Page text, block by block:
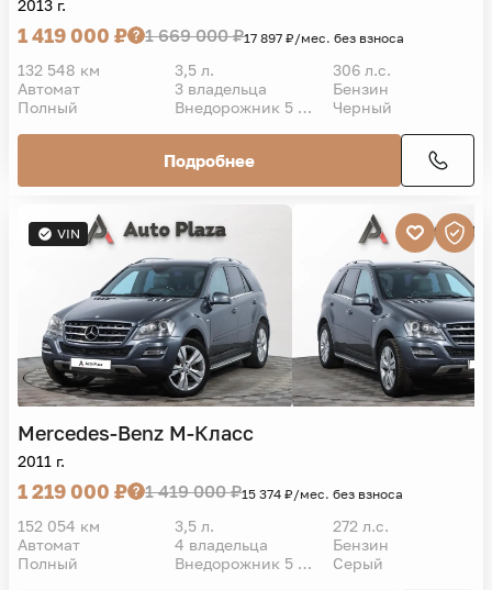
2013 г.
1 419 000 ₽ 1 669 000 ₽17 897 ₽/мес. без взноса
132 548 км 3,5 л.
306 л.с.
Автомат
3 владельца
Бензин
Полный
Внедорожник 5 дв. Черный
Подробнее
VIN
Mercedes-Benz M-Класс
2011 г.
1 219 000 ₽ 1 419 000 ₽15 374 ₽/мес. без взноса
152 054 км 3,5 л.
272 л.с.
Автомат
4 владельца
Бензин
Полный
Внедорожник 5 дв. Серый